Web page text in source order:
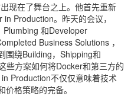
现在了舞台之上。他首先重新
Production。昨天的会议，
和Developer
Business Solutions ，
围绕Building，Shipping和
些方案如何将Docker和第三方的
Production不仅仅意味着技术
价格策略的完备。